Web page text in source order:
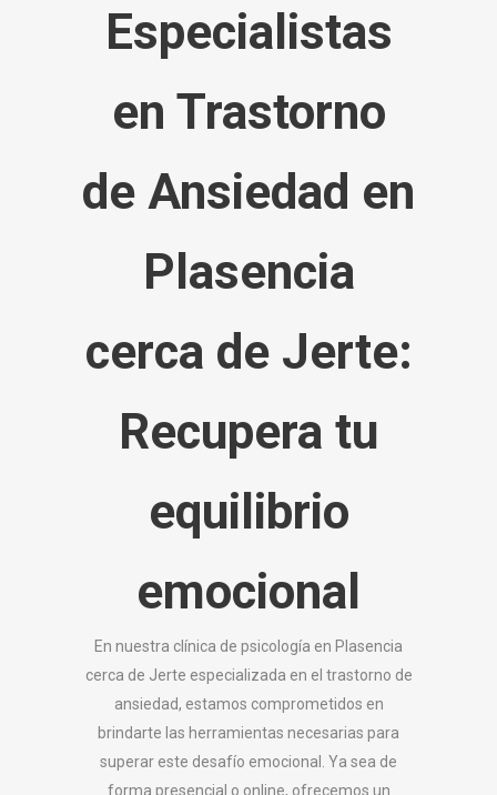
Especialistas
en Trastorno
de Ansiedad en
Plasencia
cerca de Jerte:
Recupera tu
equilibrio
emocional
En nuestra clínica de psicología en Plasencia
cerca de Jerte especializada en el trastorno de
ansiedad, estamos comprometidos en
brindarte las herramientas necesarias para
superar este desafío emocional. Ya sea de
forma presencial o online, ofrecemos un